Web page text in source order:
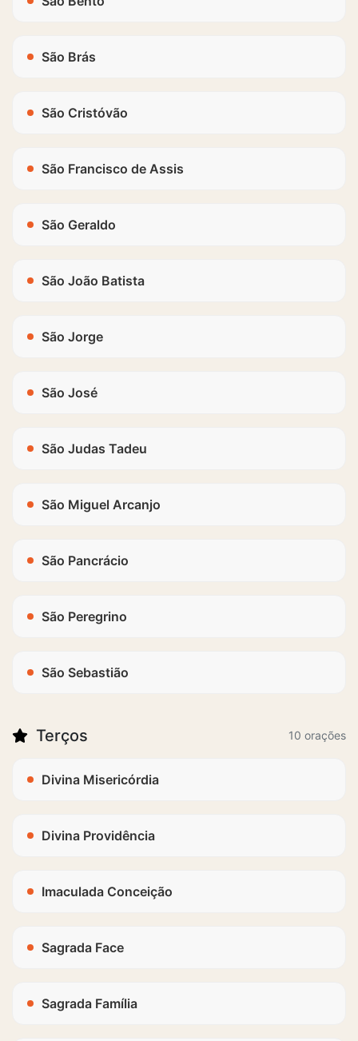
São Brás
São Cristóvão
São Francisco de Assis
São Geraldo
São João Batista
São Jorge
São José
São Judas Tadeu
São Miguel Arcanjo
São Pancrácio
São Peregrino
São Sebastião
Terços 10 orações
Divina Misericórdia
Divina Providência
Imaculada Conceição
Sagrada Face
Sagrada Família